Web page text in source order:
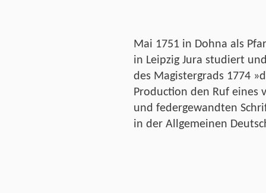
Mai 1751 in Dohna als
in Leipzig Jura studiert
des Magistergrads 1774
Production den Ruf eines
und federgewandten
in der Allgemeinen